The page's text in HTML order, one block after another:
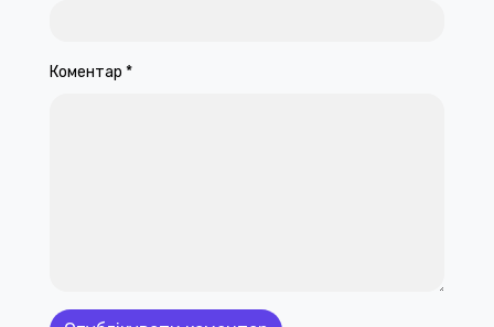
Коментар *